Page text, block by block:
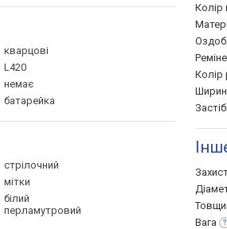
кварцові
L420
немає
батарейка
стрілочний
мітки
білий
перламутровий
Колір
Колір
Вага